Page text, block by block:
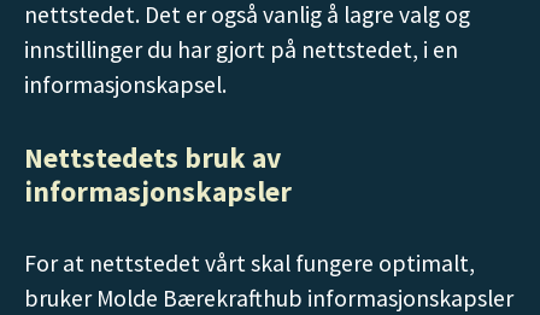
nettstedet. Det er også vanlig å lagre valg og
innstillinger du har gjort på nettstedet, i en
informasjonskapsel.
Nettstedets bruk av
informasjonskapsler
For at nettstedet vårt skal fungere optimalt,
bruker Molde Bærekrafthub informasjonskapsler